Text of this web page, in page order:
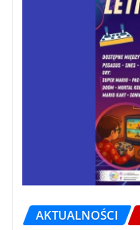
AKTUALNOŚCI